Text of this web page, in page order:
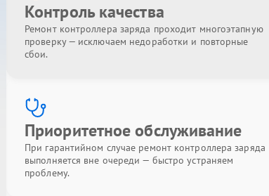
Контроль качества
Ремонт контроллера заряда проходит многоэтапную
проверку — исключаем недоработки и повторные
сбои.
Приоритетное обслуживание
При гарантийном случае ремонт контроллера заряда
выполняется вне очереди — быстро устраняем
проблему.